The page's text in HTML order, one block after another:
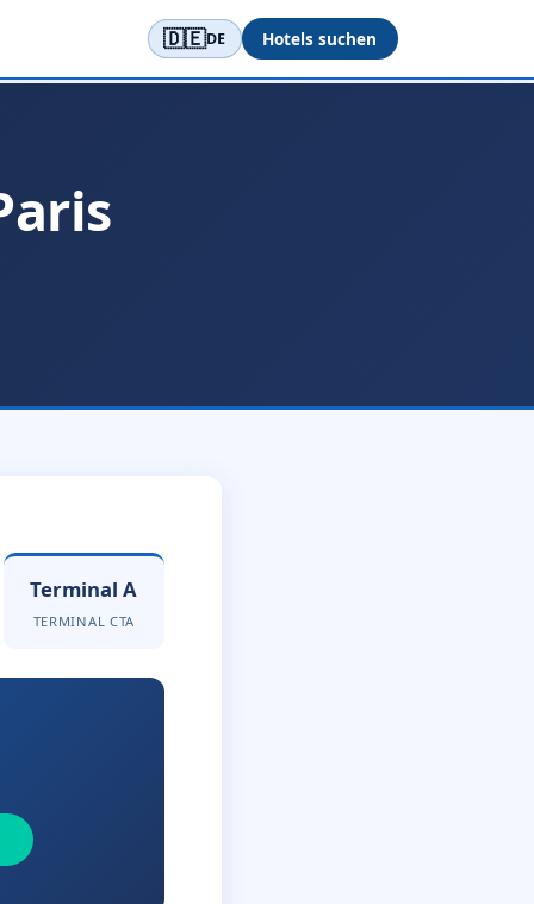
🇩🇪DE Hotels suchen
Terminal A
TERMINAL CTA